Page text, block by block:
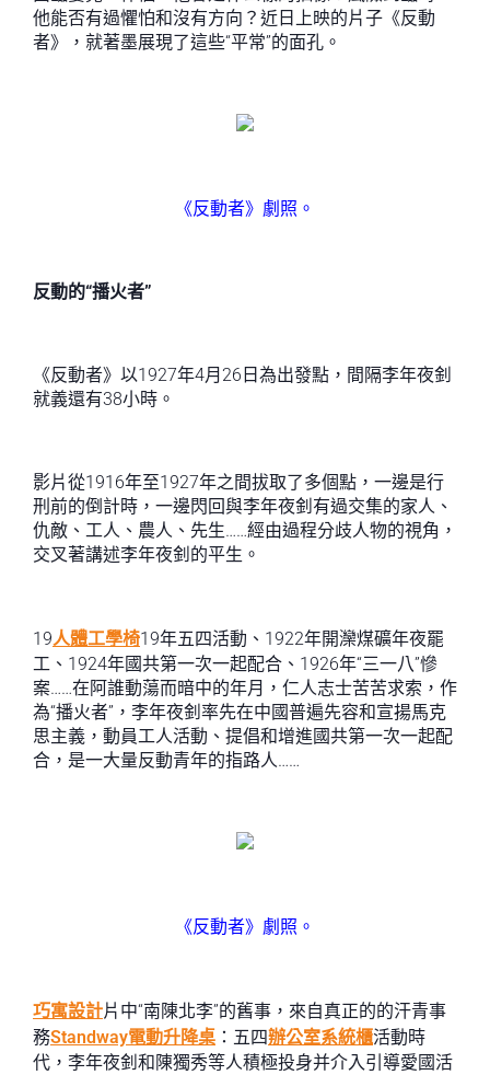
他能否有過懼怕和沒有方向？近日上映的片子《反動
者》，就著墨展現了這些“平常”的面孔。
《反動者》劇照。
反動的“播火者”
《反動者》以1927年4月26日為出發點，間隔李年夜釗
就義還有38小時。
影片從1916年至1927年之間拔取了多個點，一邊是行
刑前的倒計時，一邊閃回與李年夜釗有過交集的家人、
仇敵、工人、農人、先生……經由過程分歧人物的視角，
交叉著講述李年夜釗的平生。
19人體工學椅19年五四活動、1922年開灤煤礦年夜罷
工、1924年國共第一次一起配合、1926年“三一八”慘
案……在阿誰動蕩而暗中的年月，仁人志士苦苦求索，作
為“播火者”，李年夜釗率先在中國普遍先容和宣揚馬克
思主義，動員工人活動、提倡和增進國共第一次一起配
合，是一大量反動青年的指路人……
《反動者》劇照。
巧寓設計片中“南陳北李”的舊事，來自真正的的汗青事
務Standway電動升降桌 ：五四辦公室系統櫃活動時
代，李年夜釗和陳獨秀等人積極投身并介入引導愛國活